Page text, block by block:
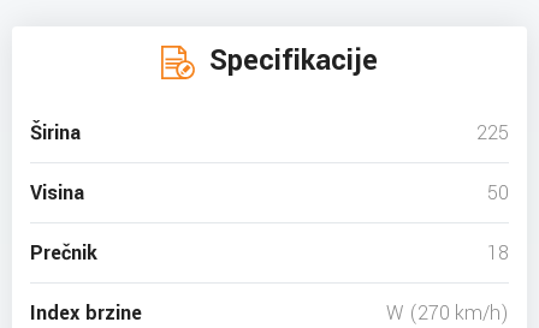
Specifikacije
Širina 225
Visina 50
Prečnik 18
Index brzine W (270 km/h)